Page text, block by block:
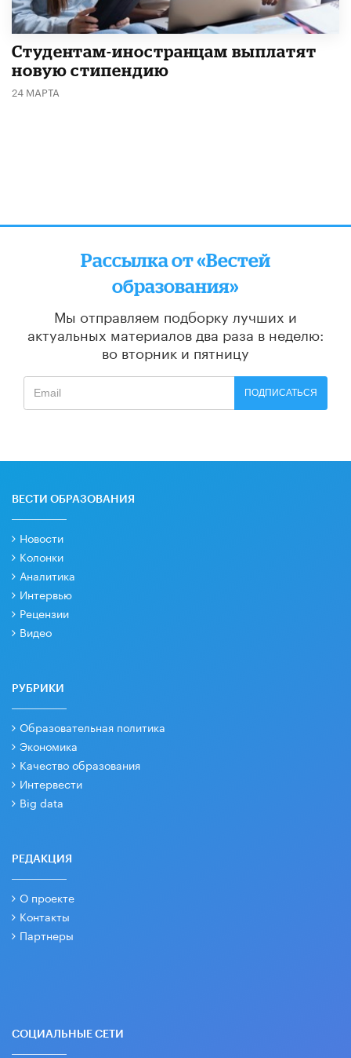
Студентам-иностранцам выплатят
новую стипендию
24 МАРТА
Рассылка от «Вестей
образования»
Мы отправляем подборку лучших и
актуальных материалов два раза в неделю:
во вторник и пятницу
ПОДПИСАТЬСЯ
ВЕСТИ ОБРАЗОВАНИЯ
Новости
Колонки
Аналитика
Интервью
Рецензии
Видео
РУБРИКИ
Образовательная политика
Экономика
Качество образования
Интервести
Big data
РЕДАКЦИЯ
О проекте
Контакты
Партнеры
СОЦИАЛЬНЫЕ СЕТИ